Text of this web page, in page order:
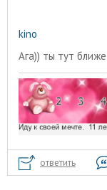
kino
Ага)) ты тут
ответить